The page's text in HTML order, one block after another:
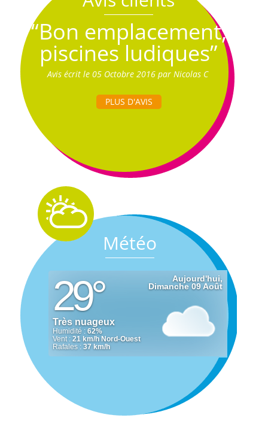
“Bon emplacement,
piscines ludiques”
Avis écrit le 05 Octobre 2016 par Nicolas C
PLUS D'AVIS
Météo